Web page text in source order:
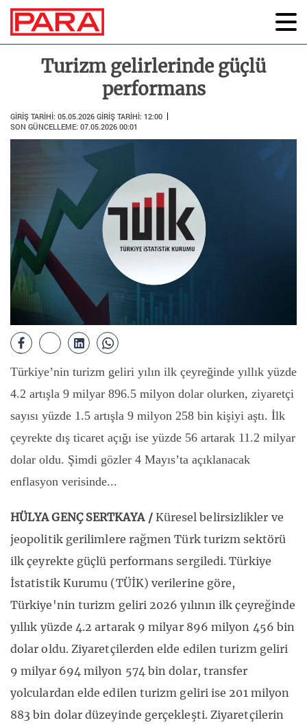
Turizm gelirlerinde güçlü
performans
GİRİŞ TARİHİ: 05.05.2026 GİRİŞ TARİHİ: 12:00
SON GÜNCELLEME: 07.05.2026 00:01
Türkiye’nin turizm geliri yılın ilk çeyreğinde yıllık yüzde
4.2 artışla 9 milyar 896.5 milyon dolar olurken, ziyaretçi
sayısı yüzde 1.5 artışla 9 milyon 258 bin kişiyi aştı. İlk
çeyrekte dış ticaret açığı ise yüzde 56 artarak 11.2 milyar
dolar oldu. Şimdi gözler 4 Mayıs’ta açıklanacak
enflasyon verisinde...
HÜLYA GENÇ SERTKAYA / Küresel belirsizlikler ve
jeopolitik gerilimlere rağmen Türk turizm sektörü
ilk çeyrekte güçlü performans sergiledi. Türkiye
İstatistik Kurumu (TÜİK) verilerine göre,
Türkiye'nin turizm geliri 2026 yılının ilk çeyreğinde
yıllık yüzde 4.2 artarak 9 milyar 896 milyon 456 bin
dolar oldu. Ziyaretçilerden elde edilen turizm geliri
9 milyar 694 milyon 574 bin dolar, transfer
yolculardan elde edilen turizm geliri ise 201 milyon
883 bin dolar düzeyinde gerçekleşti. Ziyaretçilerin